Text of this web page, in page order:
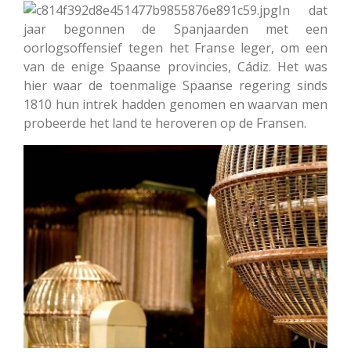
In dat
jaar begonnen de Spanjaarden met een
oorlogsoffensief tegen het Franse leger, om een
van de enige Spaanse provincies, Cádiz. Het was
hier waar de toenmalige Spaanse regering sinds
1810 hun intrek hadden genomen en waarvan men
probeerde het land te heroveren op de Fransen.